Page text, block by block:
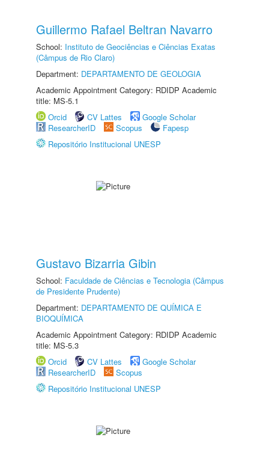
Guillermo Rafael Beltran Navarro
School: Instituto de Geociências e Ciências Exatas
(Câmpus de Rio Claro)
Department: DEPARTAMENTO DE GEOLOGIA
Academic Appointment Category: RDIDP Academic
title: MS-5.1
Orcid
CV Lattes
Google Scholar
ResearcherID
Scopus
Fapesp
Repositório Institucional UNESP
Gustavo Bizarria Gibin
School: Faculdade de Ciências e Tecnologia (Câmpus
de Presidente Prudente)
Department: DEPARTAMENTO DE QUÍMICA E
BIOQUÍMICA
Academic Appointment Category: RDIDP Academic
title: MS-5.3
Orcid
CV Lattes
Google Scholar
ResearcherID
Scopus
Repositório Institucional UNESP